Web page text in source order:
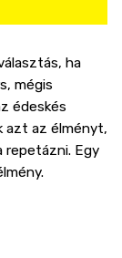
ha
mégis
édeskés
azt az élményt,
repetázni. Egy